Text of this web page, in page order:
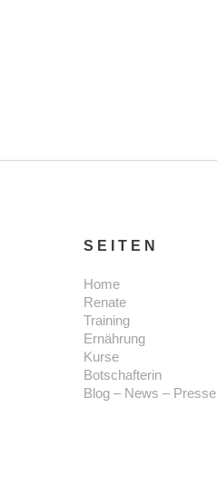
SEITEN
Home
Renate
Training
Ernährung
Kurse
Botschafterin
Blog – News – Presse